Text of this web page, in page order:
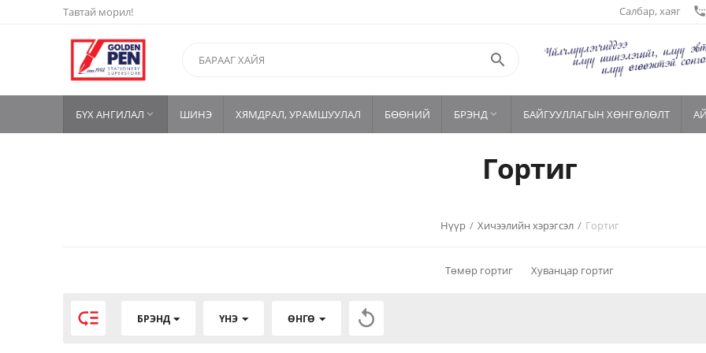
Тавтай морил! Салбар, хаяг settings_phone

БҮХ АНГИЛАЛ  ШИНЭ ХЯМДРАЛ, УРАМШУУЛАЛ БӨӨНИЙ БРЭНД  БАЙГУУЛЛАГЫН ХӨНГӨЛӨЛТ
Гортиг
Нүүр / Хичээлийн хэрэгсэл / Гортиг
Төмөр гортиг Хуванцар гортиг
 БРЭНД ҮНЭ ӨНГӨ 